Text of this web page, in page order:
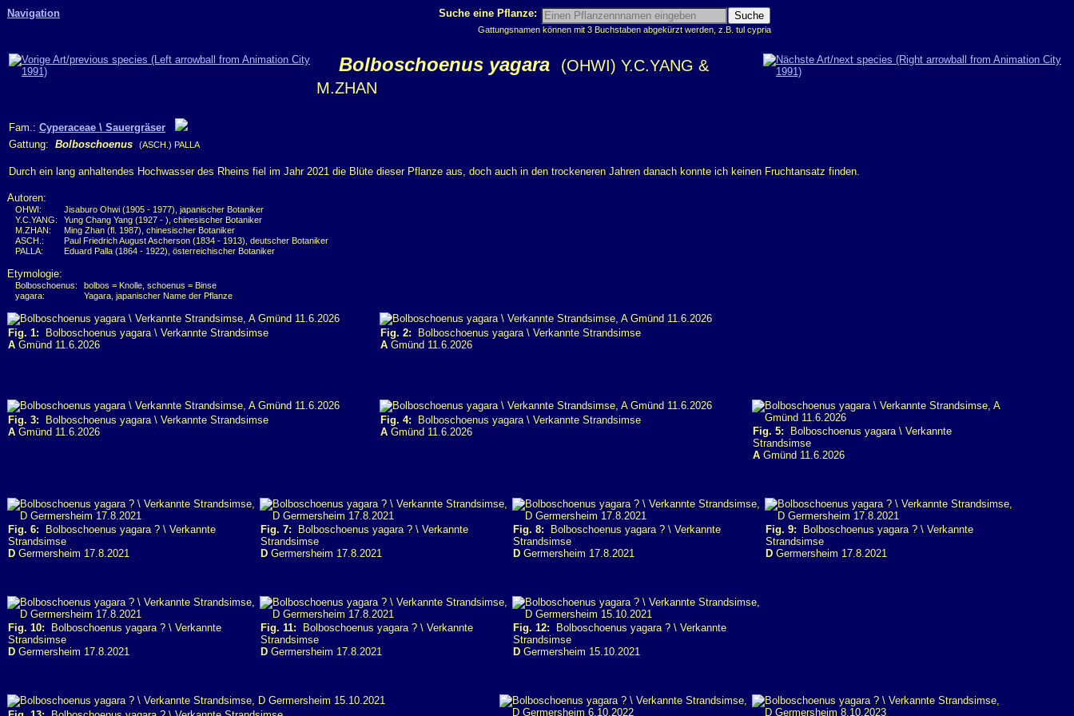
Navigation Suche eine Pflanze:
Gattungsnamen können mit 3 Buchstaben abgekürzt werden, z.B. tul cypria
Bolboschoenus yagara
(OHWI) Y.C.YANG &
M.ZHAN
Fam.: Cyperaceae \ Sauergräser
Gattung: Bolboschoenus (ASCH.) PALLA
Durch ein lang anhaltendes Hochwasser des Rheins fiel im Jahr 2021 die Blüte dieser Pflanze aus, doch auch in den trockeneren Jahren danach konnte ich keinen Fruchtansatz finden.
Autoren:
OHWI:
Jisaburo Ohwi (1905 - 1977), japanischer Botaniker
Y.C.YANG:
Yung Chang Yang (1927 - ), chinesischer Botaniker
M.ZHAN:
Ming Zhan (fl. 1987), chinesischer Botaniker
ASCH.:
Paul Friedrich August Ascherson (1834 - 1913), deutscher Botaniker
PALLA:
Eduard Palla (1864 - 1922), österreichischer Botaniker
Etymologie:
Bolboschoenus:
bolbos = Knolle, schoenus = Binse
yagara:
Yagara, japanischer Name der Pflanze
Fig. 1: Bolboschoenus yagara \ Verkannte Strandsimse
A Gmünd 11.6.2026
Fig. 2: Bolboschoenus yagara \ Verkannte Strandsimse
A Gmünd 11.6.2026
Fig. 3: Bolboschoenus yagara \ Verkannte Strandsimse
A Gmünd 11.6.2026
Fig. 4: Bolboschoenus yagara \ Verkannte Strandsimse
A Gmünd 11.6.2026 Fig. 5: Bolboschoenus yagara \ Verkannte
Strandsimse
A Gmünd 11.6.2026
Fig. 6: Bolboschoenus yagara ? \ Verkannte
Strandsimse
D Germersheim 17.8.2021
Fig. 7: Bolboschoenus yagara ? \ Verkannte
Strandsimse
D Germersheim 17.8.2021
Fig. 8: Bolboschoenus yagara ? \ Verkannte
Strandsimse
D Germersheim 17.8.2021
Fig. 9: Bolboschoenus yagara ? \ Verkannte
Strandsimse
D Germersheim 17.8.2021
Fig. 10: Bolboschoenus yagara ? \ Verkannte
Strandsimse
D Germersheim 17.8.2021
Fig. 11: Bolboschoenus yagara ? \ Verkannte
Strandsimse
D Germersheim 17.8.2021
Fig. 12: Bolboschoenus yagara ? \ Verkannte
Strandsimse
D Germersheim 15.10.2021